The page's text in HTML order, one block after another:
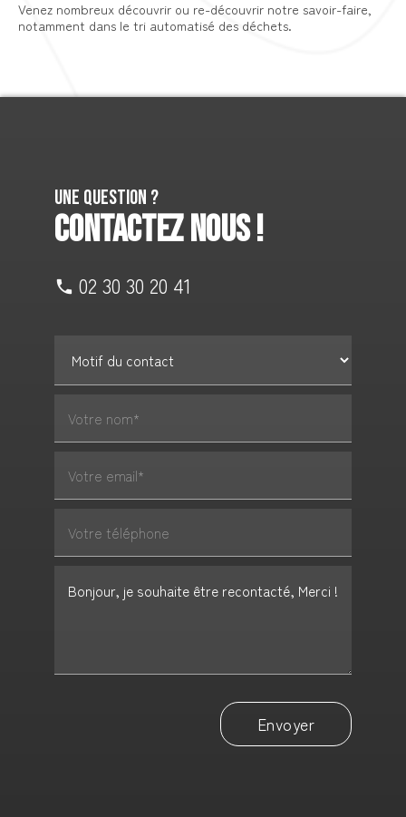
Venez nombreux découvrir ou re-découvrir notre savoir-faire,
notamment dans le tri automatisé des déchets.
Une question ?
CONTACTEZ NOUS !
02 30 30 20 41
Envoyer